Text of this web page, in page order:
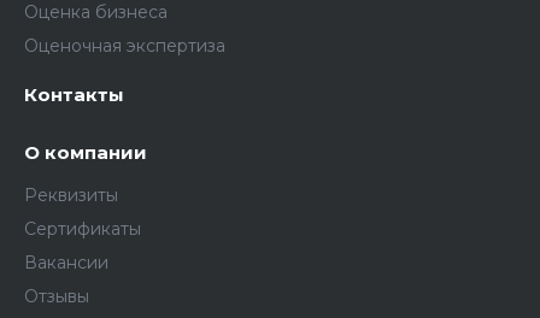
Оценка бизнеса
Оценочная экспертиза
Контакты
О компании
Реквизиты
Сертификаты
Вакансии
Отзывы